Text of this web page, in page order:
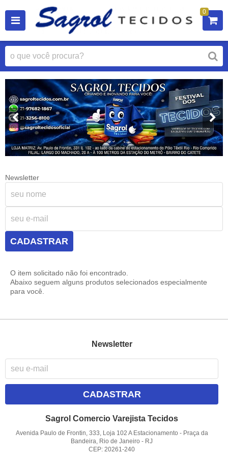
0
Newsletter
CADASTRAR
O item solicitado não foi encontrado.
Abaixo seguem alguns produtos selecionados especialmente
para você.
Newsletter
CADASTRAR
Sagrol Comercio Varejista Tecidos
Avenida Paulo de Frontin, 333, Loja 102 A Estacionamento - Praça da
Bandeira, Rio de Janeiro - RJ
CEP: 20261-240